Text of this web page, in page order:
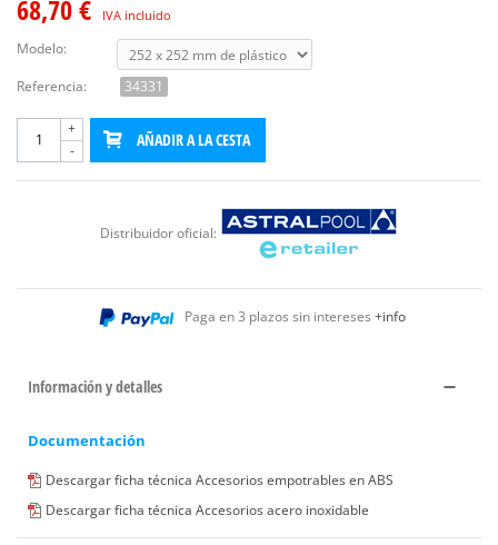
68,70 € IVA incluido
Modelo:
Referencia:
34331
-
+
AÑADIR A LA CESTA
Distribuidor oficial:
Paga en 3 plazos sin intereses +info
Información y detalles
Documentación
Descargar ficha técnica Accesorios empotrables en ABS
Descargar ficha técnica Accesorios acero inoxidable